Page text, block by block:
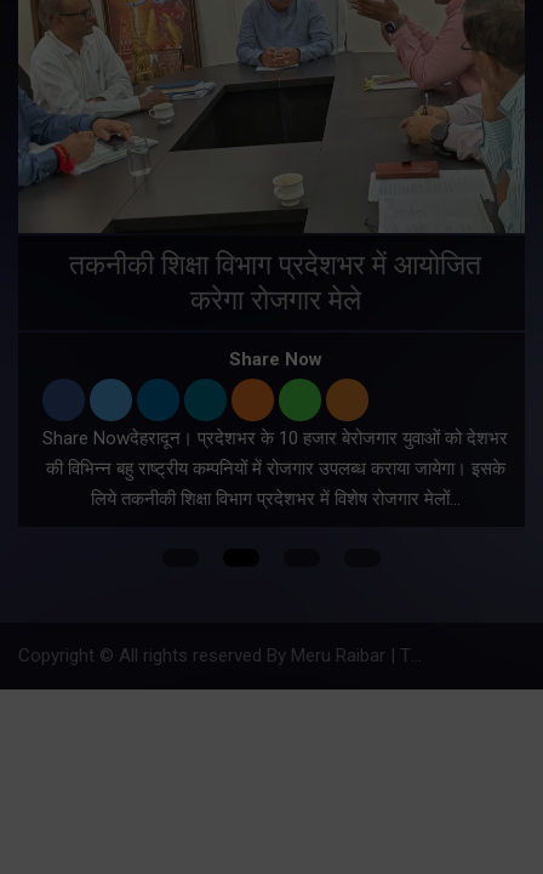
तकनीकी शिक्षा विभाग प्रदेशभर में आयोजित
करेगा रोजगार मेले
Share Now
Share Nowदेहरादून। प्रदेशभर के 10 हजार बेरोजगार युवाओं को देशभर
की विभिन्न बहु राष्ट्रीय कम्पनियों में रोजगार उपलब्ध कराया जायेगा। इसके
लिये तकनीकी शिक्षा विभाग प्रदेशभर में विशेष रोजगार मेलों…
Copyright © All rights reserved By Meru Raibar | Theme by